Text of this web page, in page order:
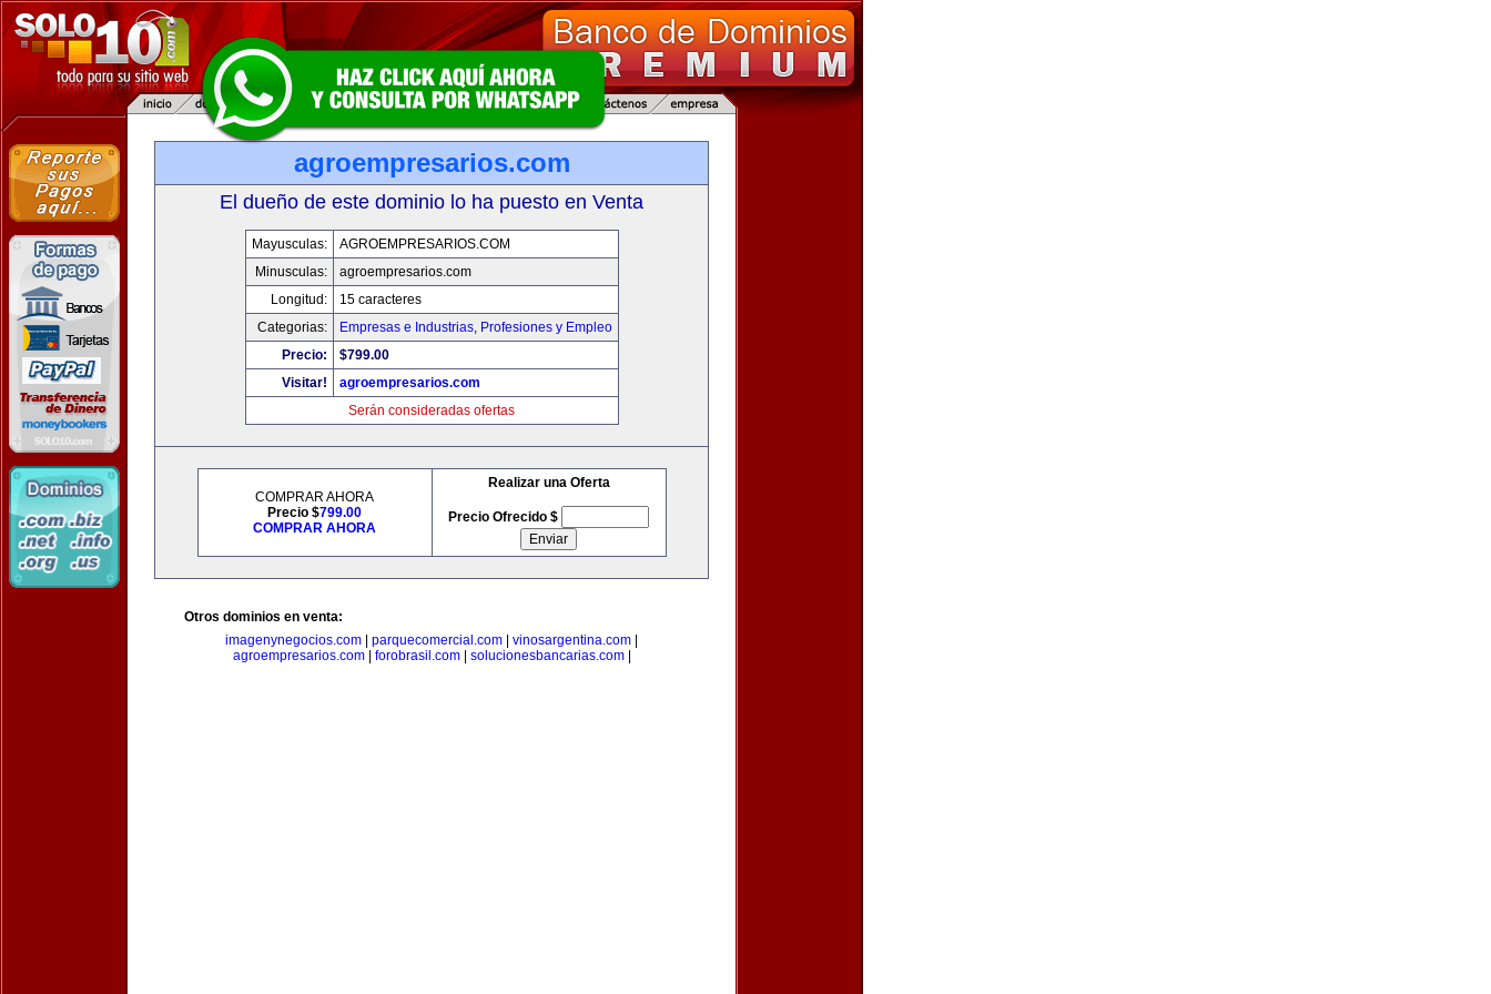
agroempresarios.com
El dueño de este dominio lo ha puesto en Venta
Mayusculas:
AGROEMPRESARIOS.COM
Minusculas:
agroempresarios.com
Longitud:
15 caracteres
Categorias:
Empresas e Industrias, Profesiones y Empleo
Precio:
$799.00
Visitar!
agroempresarios.com
Serán consideradas ofertas
COMPRAR AHORA
Precio $799.00
COMPRAR AHORA
Realizar una Oferta
Precio Ofrecido $
Otros dominios en venta:
imagenynegocios.com
parquecomercial.com vinosargentina.com
agroempresarios.com| forobrasil.com| solucionesbancarias.com|